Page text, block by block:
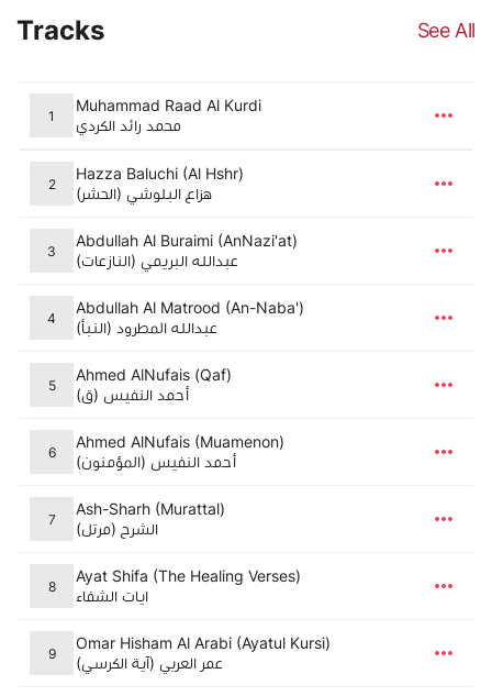
Tracks See All
1
Muhammad Raad Al Kurdi
محمد رائد الكردي
2
Hazza Baluchi (Al Hshr)
هزاع البلوشي (الحشر)
3
Abdullah Al Buraimi (AnNazi'at)
عبدالله البريمي (النازعات)
4
Abdullah Al Matrood (An-Naba')
عبدالله المطرود (النبأ)
5
Ahmed AlNufais (Qaf)
أحمد النفيس (ق)
6
Ahmed AlNufais (Muamenon)
أحمد النفيس (المؤمنون)
7
Ash-Sharh (Murattal)
الشرح (مرتل)
8
Ayat Shifa (The Healing Verses)
ايات الشفاء
9
Omar Hisham Al Arabi (Ayatul Kursi)
(آية الكرسي)‎ عمر العربي